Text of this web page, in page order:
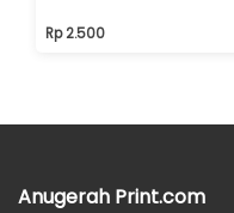
Rp 2.500
Anugerah Print.com